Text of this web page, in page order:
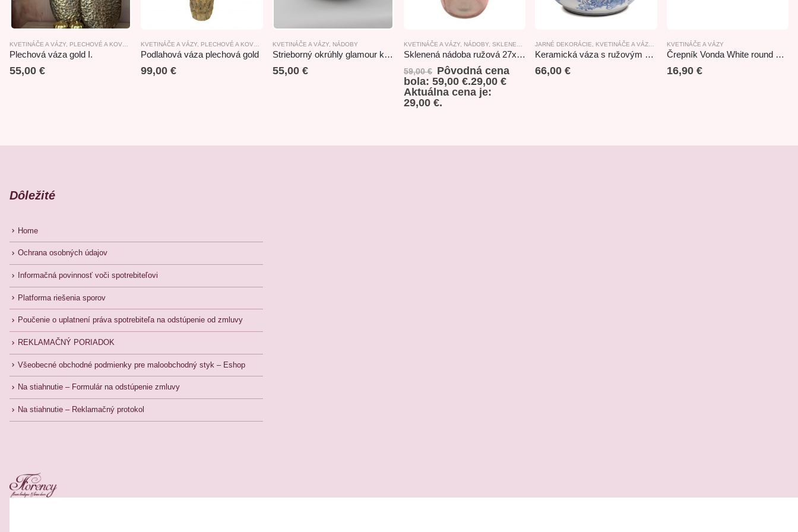
KVETINÁČE A VÁZY, PLECHOVÉ A KOVOVÉ VÝROBKY
Plechová váza gold I.
55,00 €
KVETINÁČE A VÁZY, PLECHOVÉ A KOVOVÉ VÝROBKY
Podlahová váza plechová gold
99,00€
KVETINÁČE A VÁZY, NÁDOBY
Strieborný okrúhly glamour kvetináč 48x23cm
55,00 €
KVETINÁČE A VÁZY, NÁDOBY, SKLENENÉ VÝROBKY
Sklenená nádoba ružová 27x42cm
59,00€ Pôvodná cena
bola: 59,00 €.29,00 €
Aktuálna cena je:
29,00 €.
JARNÉ DEKORÁCIE, KVETINÁČE A VÁZY , LETNÉ DEKORÁCIE,NOVINKY
Keramická váza s ružovým motívom bielo-modrá 26cm
66,00€
KVETINÁČE A VÁZY
Črepník Vonda White round cement 18x17cm
16,90 €
Dôležité
Home
Ochrana osobných údajov
Informačná povinnosť voči spotrebiteľovi
Platforma riešenia sporov
Poučenie o uplatnení práva spotrebiteľa na odstúpenie od zmluvy
REKLAMAČNÝ PORIADOK
Všeobecné obchodné podmienky pre maloobchodný styk – Eshop
Na stiahnutie – Formulár na odstúpenie zmluvy
Na stiahnutie – Reklamačný protokol